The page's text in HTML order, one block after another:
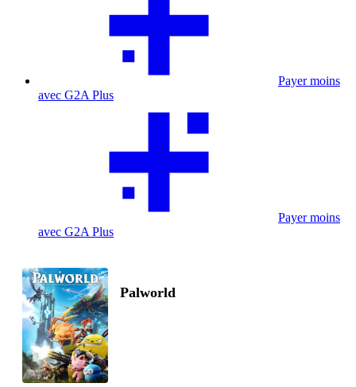
Payer moins
avec G2A Plus
Payer moins
avec G2A Plus
Palworld